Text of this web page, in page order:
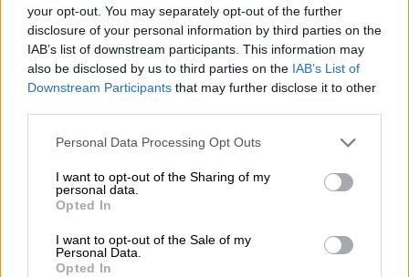
your opt-out. You may separately opt-out of the further
disclosure of your personal information by third parties on the
IAB’s list of downstream participants. This information may
also be disclosed by us to third parties on the IAB’s List of
Downstream Participants that may further disclose it to other
Please note that this website/app uses one or more Google
not limited to your visit or usage behaviour. You may click to
grant or deny consent to Google and its third-party tags to
use your data for below specified purposes in below Google
consent section.
Personal Data Processing Opt Outs
I want to opt-out of the Sharing of my
personal data.
Opted In
I want to opt-out of the Sale of my
Personal Data.
Opted In
Στη συνέχεια, αναφέρθηκε στις μνήμες που
έχει από τη Δούκισσα και τη στήριξη που